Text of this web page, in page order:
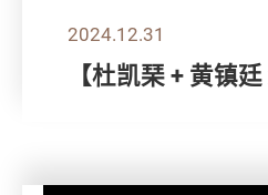
2024.12.31
【杜凯琹 + 黄镇